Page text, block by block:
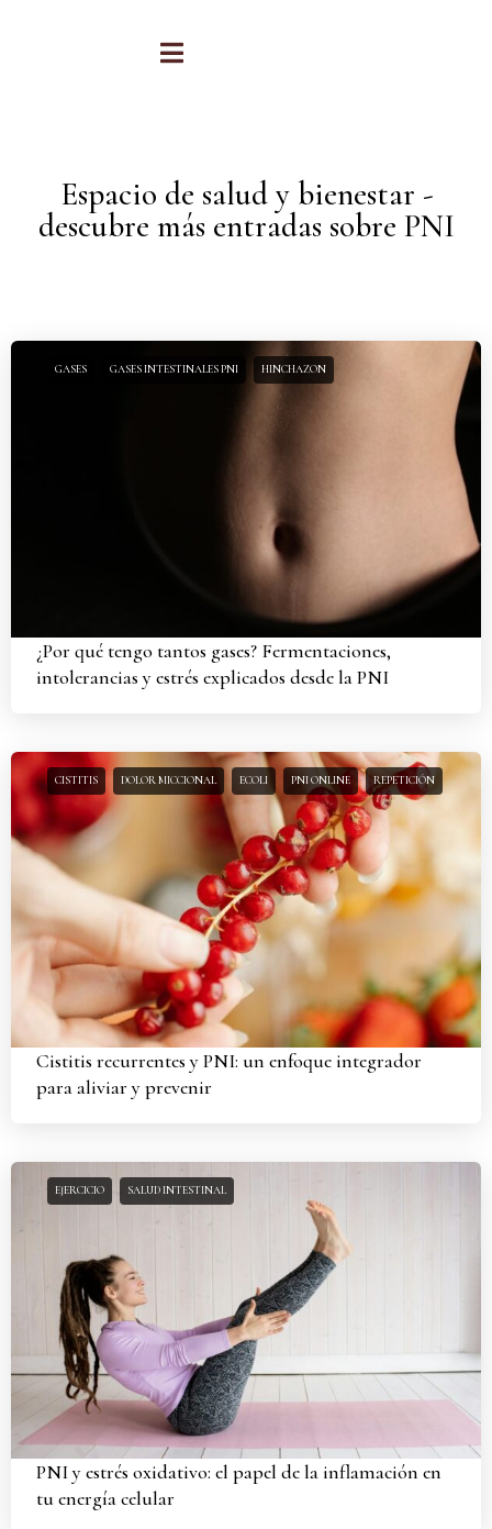
Espacio de salud y bienestar -
descubre más entradas sobre PNI
GASES GASES INTESTINALES PNI HINCHAZON
¿Por qué tengo tantos gases? Fermentaciones,
intolerancias y estrés explicados desde la PNI
CISTITIS DOLOR MICCIONAL ECOLI PNI ONLINE REPETICIÓN
Cistitis recurrentes y PNI: un enfoque integrador
para aliviar y prevenir
EJERCICIO SALUD INTESTINAL
PNI y estrés oxidativo: el papel de la inflamación en
tu energía celular